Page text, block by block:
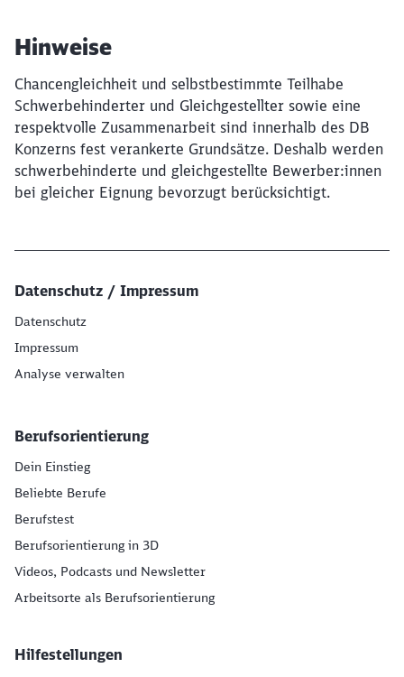
Hinweise
Chancengleichheit und selbstbestimmte Teilhabe
Schwerbehinderter und Gleichgestellter sowie eine
respektvolle Zusammenarbeit sind innerhalb des DB
Konzerns fest verankerte Grundsätze. Deshalb werden
schwerbehinderte und gleichgestellte Bewerber:innen
bei gleicher Eignung bevorzugt berücksichtigt.
Datenschutz / Impressum
Datenschutz
Impressum
Analyse verwalten
Berufsorientierung
Dein Einstieg
Beliebte Berufe
Berufstest
Berufsorientierung in 3D
Videos, Podcasts und Newsletter
Arbeitsorte als Berufsorientierung
Hilfestellungen